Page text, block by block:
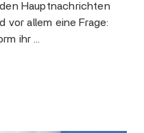
Hauptnachrichten
vor allem eine Frage:
ihr …